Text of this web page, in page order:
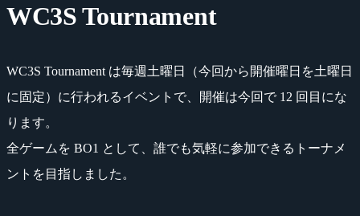
WC3S Tournament
WC3S Tournament は毎週土曜日（今回から開催曜日を土曜日
に固定）に行われるイベントで、開催は今回で 12 回目にな
ります。
全ゲームを BO1 として、誰でも気軽に参加できるトーナメ
ントを目指しました。